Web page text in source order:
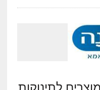
לתינוקות